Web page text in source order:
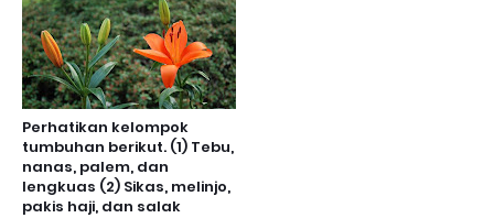
Perhatikan kelompok
tumbuhan berikut. (1) Tebu,
nanas, palem, dan
lengkuas (2) Sikas, melinjo,
pakis haji, dan salak